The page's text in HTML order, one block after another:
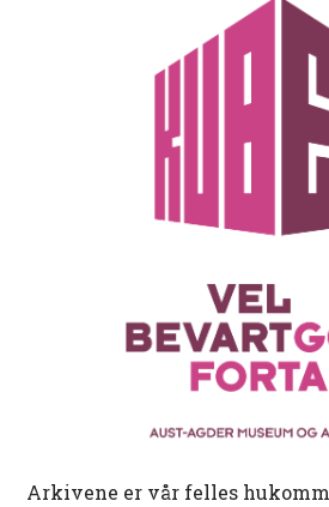
Arkivene er vår felles